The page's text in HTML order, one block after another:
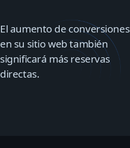
El aumento de conversiones
en su sitio web también
significará más reservas
directas.